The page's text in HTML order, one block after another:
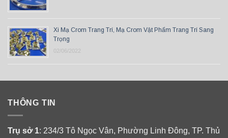
Xi Mạ Crom Trang Trí, Mạ Crom Vật Phẩm Trang Trí Sang
Trọng
02/06/2022
THÔNG TIN
Trụ sở 1: 234/3 Tô Ngọc Vân, Phường Linh Đông, TP. Thủ